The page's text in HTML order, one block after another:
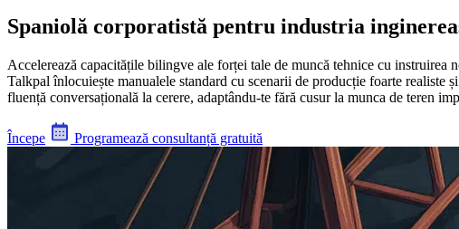
Spaniolă corporatistă pentru industria
Accelerează capacitățile bilingve ale forței tale de muncă tehnice cu
Talkpal înlocuiește manualele standard cu scenarii de producție foarte
fluență conversațională la cerere, adaptându-te fără cusur la munca de teren
Începe Programează consultanță gratuită